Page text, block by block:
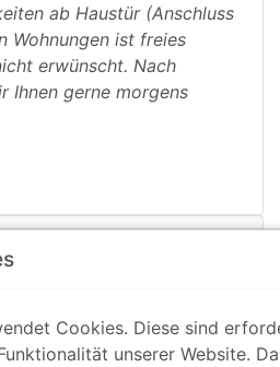
ab Haustür (Anschluss
Wohnungen ist freies
erwünscht. Nach
Ihnen gerne morgens
Cookies. Diese sind
unserer Website.